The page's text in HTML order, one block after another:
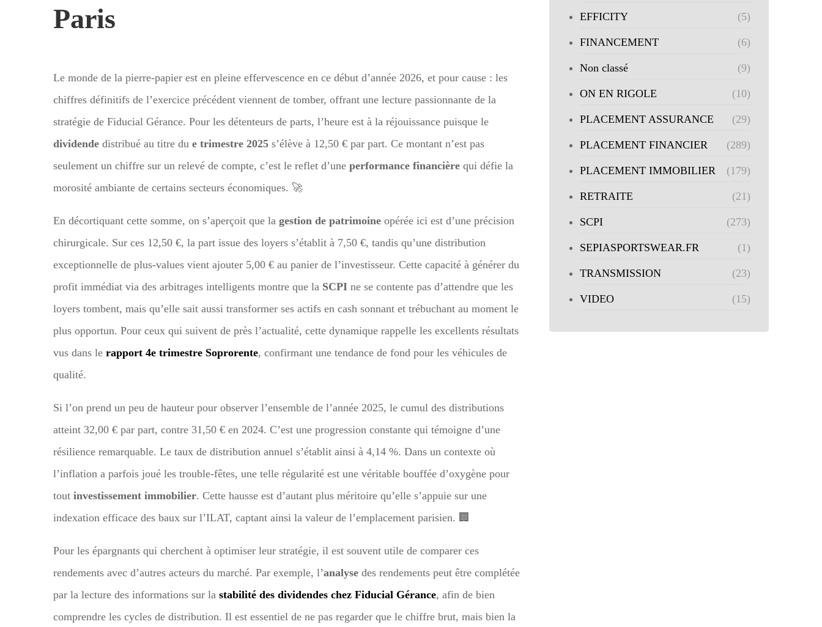
Paris
Le monde de la pierre-papier est en pleine effervescence en ce début d’année 2026, et pour cause : les
chiffres définitifs de l’exercice précédent viennent de tomber, offrant une lecture passionnante de la
stratégie de Fiducial Gérance. Pour les détenteurs de parts, l’heure est à la réjouissance puisque le
dividende distribué au titre du e trimestre 2025 s’élève à 12,50 € par part. Ce montant n’est pas
seulement un chiffre sur un relevé de compte, c’est le reflet d’une performance financière qui défie la
morosité ambiante de certains secteurs économiques. 🚀
En décortiquant cette somme, on s’aperçoit que la gestion de patrimoine opérée ici est d’une précision
chirurgicale. Sur ces 12,50 €, la part issue des loyers s’établit à 7,50 €, tandis qu’une distribution
exceptionnelle de plus-values vient ajouter 5,00 € au panier de l’investisseur. Cette capacité à générer du
profit immédiat via des arbitrages intelligents montre que la SCPI ne se contente pas d’attendre que les
loyers tombent, mais qu’elle sait aussi transformer ses actifs en cash sonnant et trébuchant au moment le
plus opportun. Pour ceux qui suivent de près l’actualité, cette dynamique rappelle les excellents résultats
vus dans le rapport 4e trimestre Soprorente, confirmant une tendance de fond pour les véhicules de
qualité.
Si l’on prend un peu de hauteur pour observer l’ensemble de l’année 2025, le cumul des distributions
atteint 32,00 € par part, contre 31,50 € en 2024. C’est une progression constante qui témoigne d’une
résilience remarquable. Le taux de distribution annuel s’établit ainsi à 4,14 %. Dans un contexte où
l’inflation a parfois joué les trouble-fêtes, une telle régularité est une véritable bouffée d’oxygène pour
tout investissement immobilier. Cette hausse est d’autant plus méritoire qu’elle s’appuie sur une
indexation efficace des baux sur l’ILAT, captant ainsi la valeur de l’emplacement parisien. 🏢
Pour les épargnants qui cherchent à optimiser leur stratégie, il est souvent utile de comparer ces
rendements avec d’autres acteurs du marché. Par exemple, l’analyse des rendements peut être complétée
par la lecture des informations sur la stabilité des dividendes chez Fiducial Gérance, afin de bien
comprendre les cycles de distribution. Il est essentiel de ne pas regarder que le chiffre brut, mais bien la
EFFICITY (5)
FINANCEMENT (6)
Non classé (9)
ON EN RIGOLE (10)
PLACEMENT ASSURANCE (29)
PLACEMENT FINANCIER (289)
PLACEMENT IMMOBILIER (179)
RETRAITE (21)
SCPI (273)
SEPIASPORTSWEAR.FR (1)
TRANSMISSION (23)
VIDEO (15)